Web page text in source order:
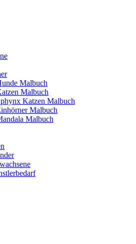
Malbuch
Malbuch
Katzen Malbuch
Malbuch
Malbuch